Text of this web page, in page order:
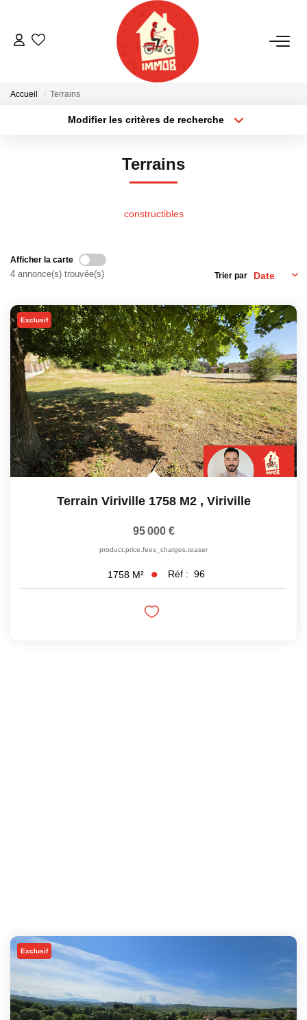
ACHETER
CONTACT
Accueil Terrains
Modifier les critères de recherche
Terrains
constructibles
Afficher la carte
4 annonce(s) trouvée(s) Trier par
Exclusif
Terrain Viriville 1758 M2 , Viriville
95 000 €
product.price.fees_charges.teaser
1758 M² Réf : 96
Exclusif